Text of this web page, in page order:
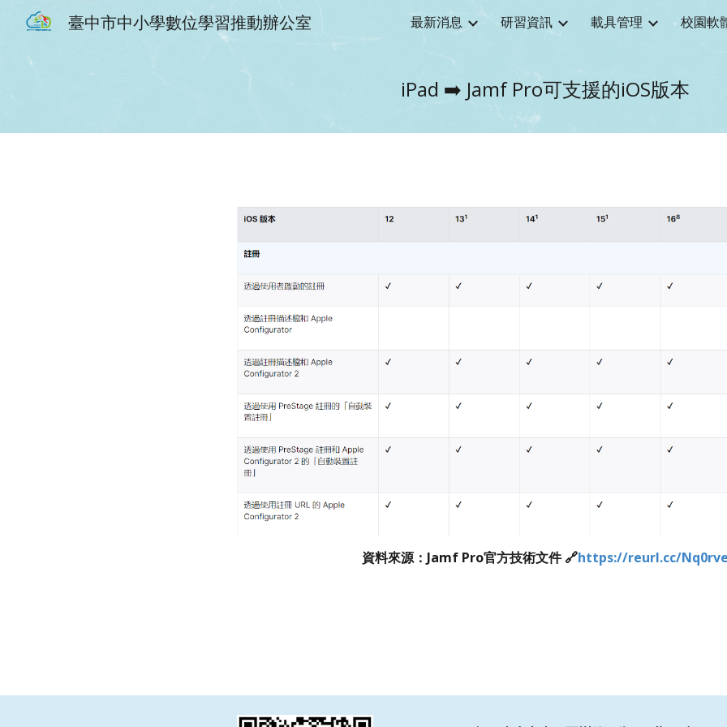
Skip to main content Skip to
臺中市中小學數位學習推動辦公室 最新消息 研習資訊 載具管理 校園軟
iPad ➡️ Jamf Pro可支援的iOS版本
資料來源：Jamf Pro官方技術文件 🔗https://reurl.cc/